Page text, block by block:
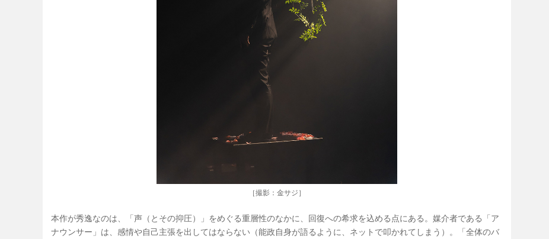
［撮影：金サジ］
本作が秀逸なのは、「声（とその抑圧）」をめぐる重層性のなかに、回復への希求を込める点にある。媒介者である「ア
ナウンサー」は、感情や自己主張を出してはならない（能政自身が語るように、ネットで叩かれてしまう）。「全体のバ